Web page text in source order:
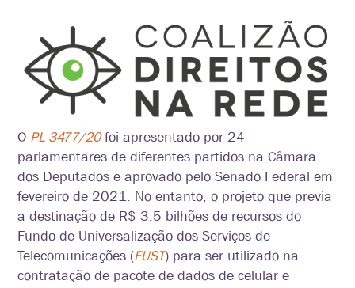
O PL 3477/20foi apresentado por 24
parlamentares de diferentes partidos na Câmara
dos Deputados e aprovado pelo Senado Federal em
fevereiro de 2021. No entanto, o projeto que previa
a destinação de R$ 3,5 bilhões de recursos do
Fundo de Universalização dos Serviços de
Telecomunicações (FUST) para ser utilizado na
contratação de pacote de dados de celular e